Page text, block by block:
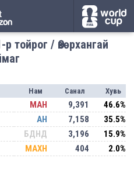
тойрог / Өвөрхангай
Нам Санал Хувь
МАН 9,391 46.6%
АН 7,158 35.5%
БДНД 3,196 15.9%
МАХН 404 2.0%